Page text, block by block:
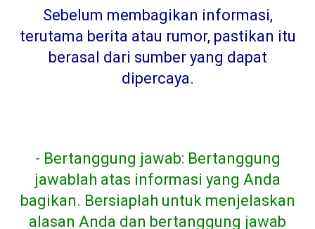
Sebelum membagikan informasi,
terutama berita atau rumor, pastikan itu
berasal dari sumber yang dapat
dipercaya.
- Bertanggung jawab: Bertanggung
jawablah atas informasi yang Anda
bagikan. Bersiaplah untuk menjelaskan
alasan Anda dan bertanggung jawab